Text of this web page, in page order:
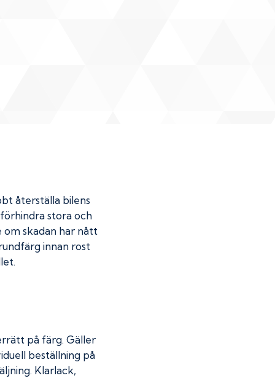
återställa bilens
stora och
skadan har nått
innan rost
på färg. Gäller
beställning på
Klarlack,